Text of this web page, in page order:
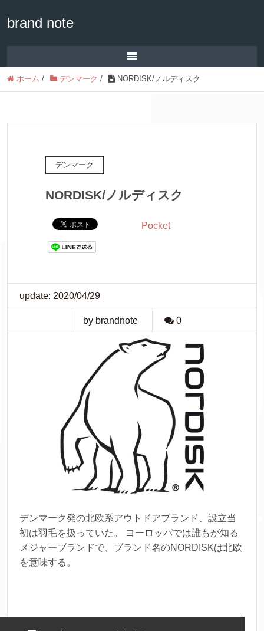
brand note
ホーム / デンマーク / NORDISK/ノルディスク
デンマーク
NORDISK/ノルディスク
Pocket
update: 2020/04/29
by brandnote 0
デンマーク発の北欧系アウトドアブランド、設立当
初は羽毛を扱っていた。 ヨーロッパでは誰もが知る
メジャーブランドで、ブランド名のNORDISKは北欧
を意味する。